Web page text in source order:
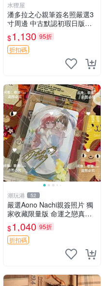
水狸屋
潘多拉之心親筆簽名照嚴選3
寸周邊 中古默認初瑕日版含
原裝卡磚 潘多拉之心 網購 周
邊 署名照
$1,130 95折
折扣碼
潮玩港 52
嚴選Aono Nachi親簽照片 獨
家收藏限量版 命運之戀真跡
簽名 命運之戀 親簽照 愛的告
白
$1,040 95折
折扣碼